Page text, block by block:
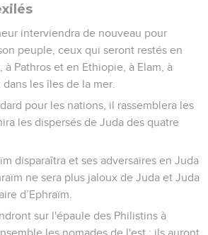
interviendra de nouveau pour
peuple, ceux qui seront restés en
Pathros et en Ethiopie, à Elam, à
les îles de la mer.
pour les nations, il rassemblera les
les dispersés de Juda des quatre
disparaîtra et ses adversaires en Juda
ne sera plus jaloux de Juda et Juda
d’Ephraïm.
sur l'épaule des Philistins à
les nomades de l'est ; ils auront